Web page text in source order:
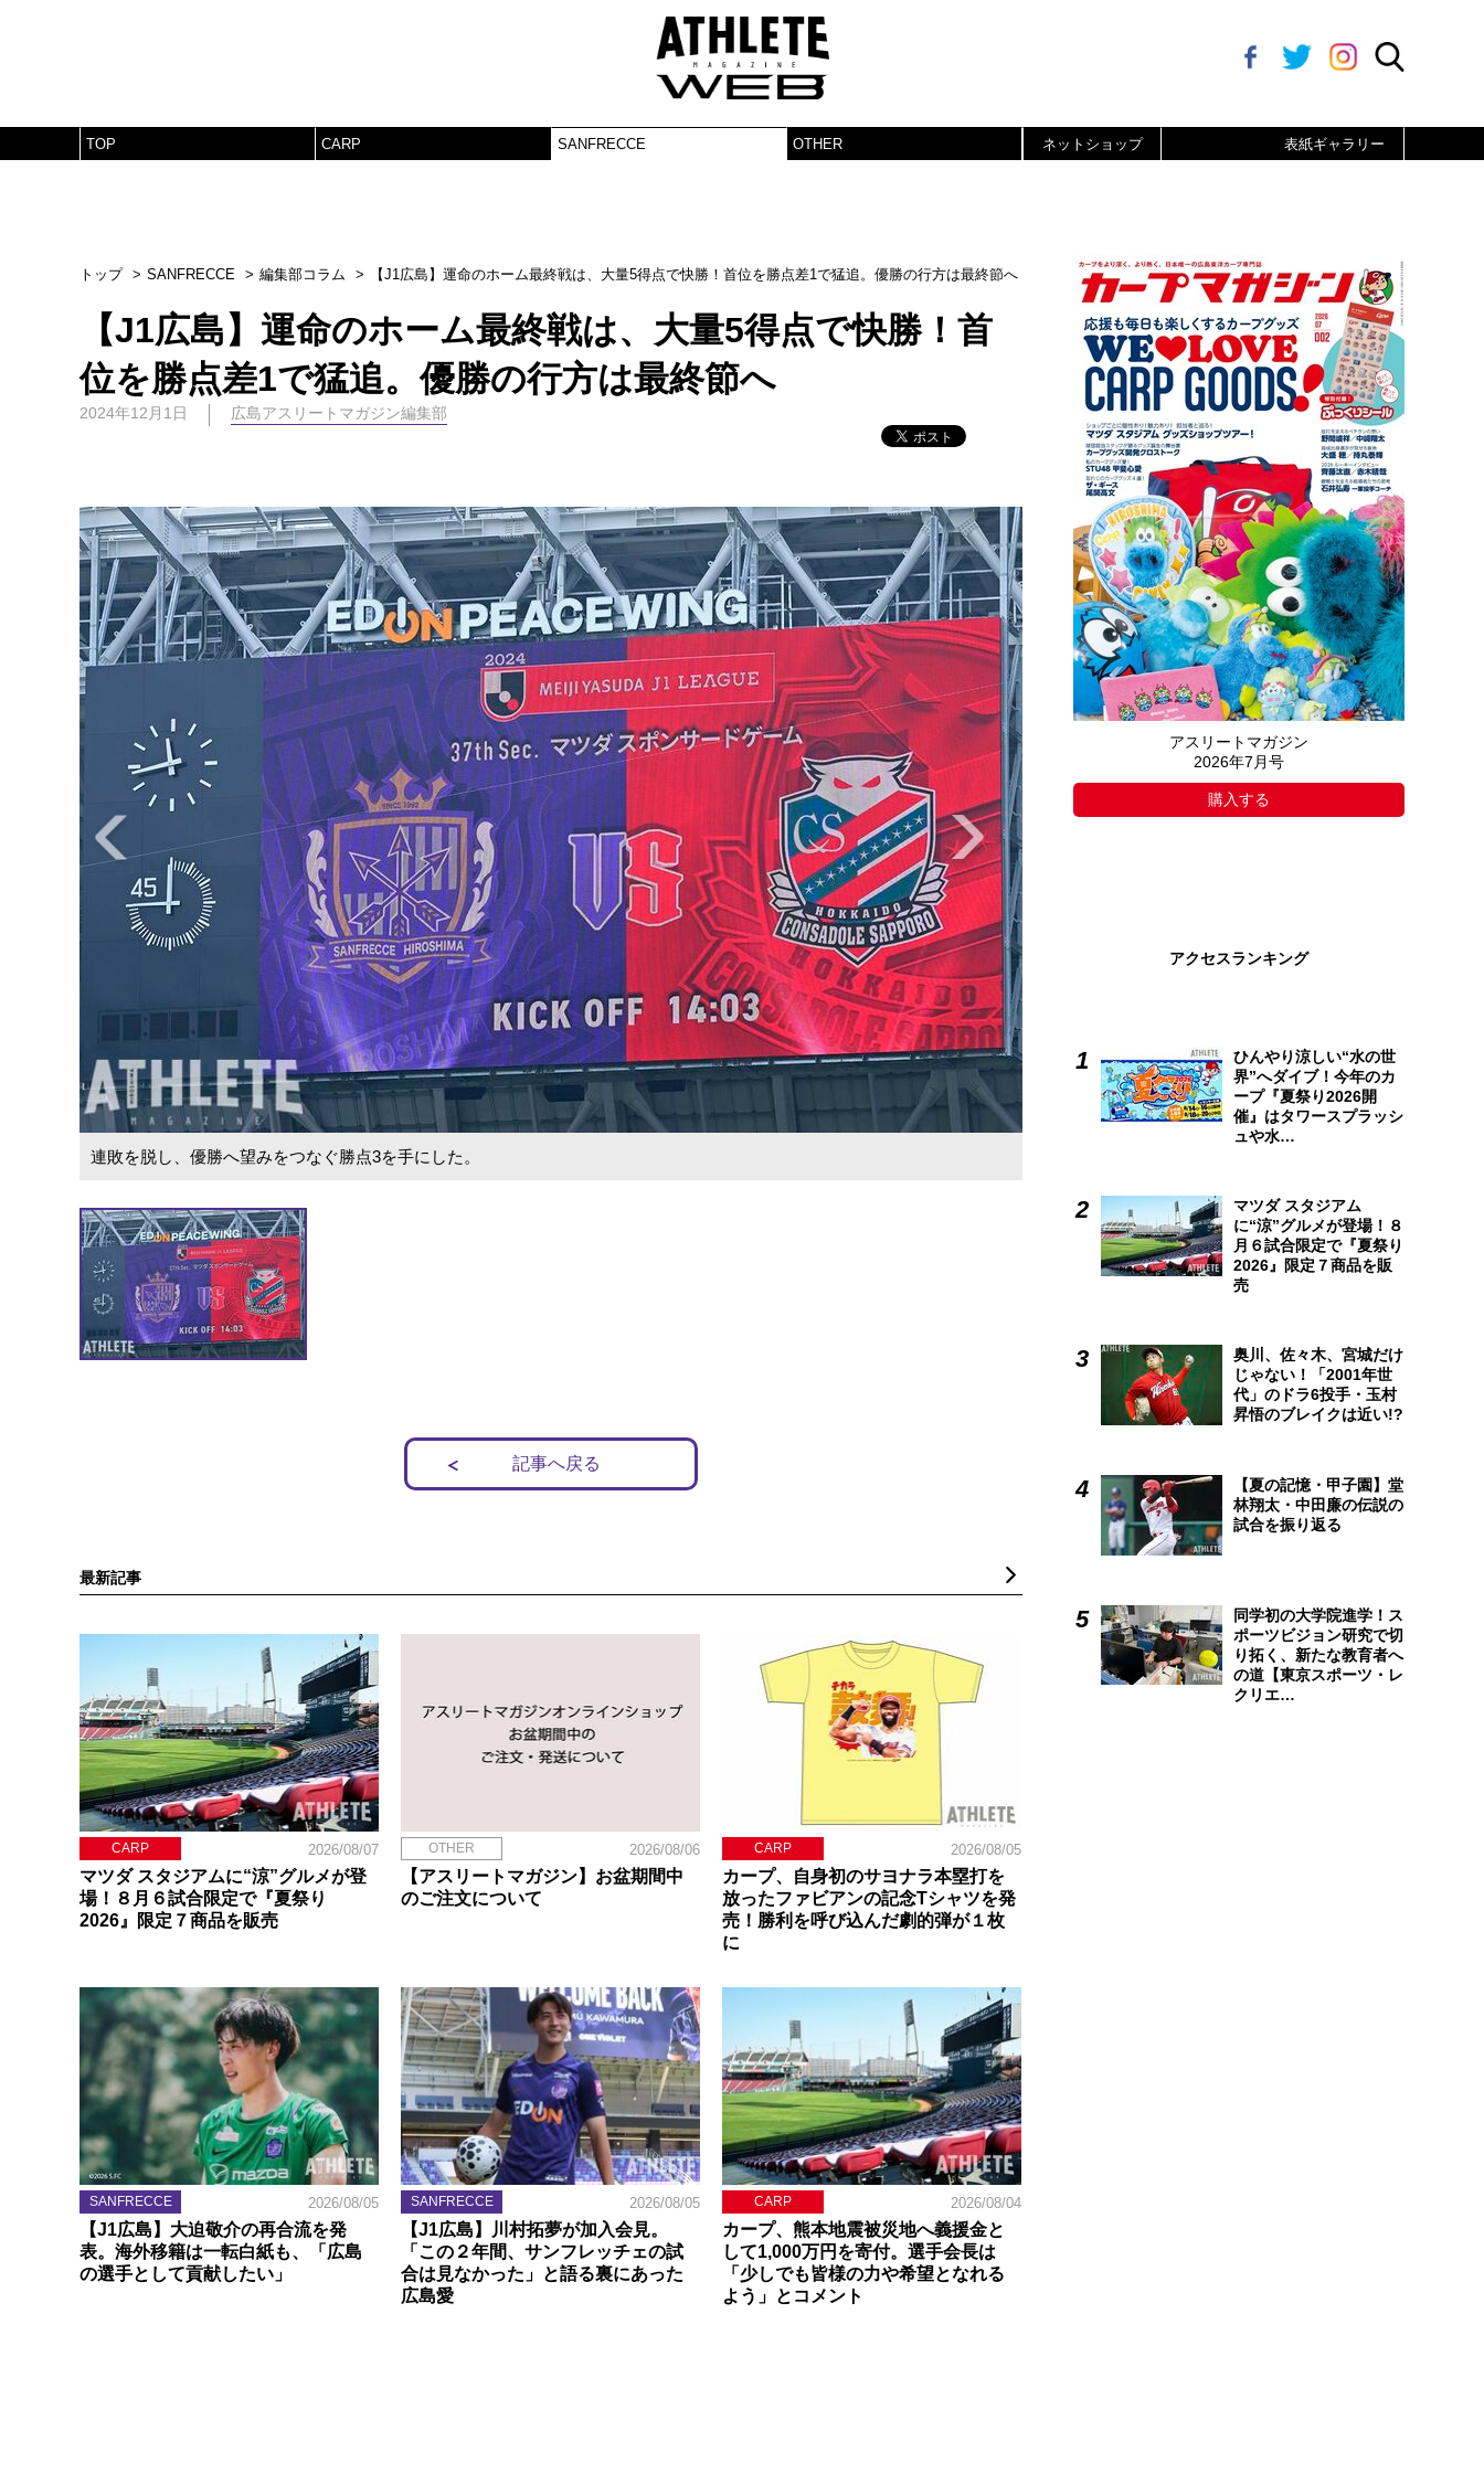
TOP CARP SANFRECCE OTHER ネットショップ 表紙ギャラリー
トップ SANFRECCE 編集部コラム 【J1広島】運命のホーム最終戦は、大量5得点で快勝！首位を勝点差1で猛追。優勝の行方は最終節へ
【J1広島】運命のホーム最終戦は、大量5得点で快勝！首
位を勝点差1で猛追。優勝の行方は最終節へ
2024年12月1日 広島アスリートマガジン編集部
連敗を脱し、優勝へ望みをつなぐ勝点3を手にした。
記事へ戻る
最新記事
CARP 2026/08/07
マツダ スタジアムに“涼”グルメが登
場！８月６試合限定で『夏祭り
2026』限定７商品を販売
OTHER 2026/08/06
【アスリートマガジン】お盆期間中
のご注文について
CARP 2026/08/05
カープ、自身初のサヨナラ本塁打を
放ったファビアンの記念Tシャツを発
売！勝利を呼び込んだ劇的弾が１枚
に
SANFRECCE 2026/08/05
【J1広島】大迫敬介の再合流を発
表。海外移籍は一転白紙も、「広島
の選手として貢献したい」
SANFRECCE 2026/08/05
【J1広島】川村拓夢が加入会見。
「この２年間、サンフレッチェの試
合は見なかった」と語る裏にあった
広島愛
CARP 2026/08/04
カープ、熊本地震被災地へ義援金と
して1,000万円を寄付。選手会長は
「少しでも皆様の力や希望となれる
よう」とコメント
アスリートマガジン
2026年7月号
購入する
アクセスランキング
ひんやり涼しい“水の世
界”へダイブ！今年のカ
ープ『夏祭り2026開
催』はタワースプラッシ
ュや水…
マツダ スタジアム
に“涼”グルメが登場！８
月６試合限定で『夏祭り
2026』限定７商品を販
売
奥川、佐々木、宮城だけ
じゃない！「2001年世
代」のドラ6投手・玉村
昇悟のブレイクは近い!?
【夏の記憶・甲子園】堂
林翔太・中田廉の伝説の
試合を振り返る
同学初の大学院進学！ス
ポーツビジョン研究で切
り拓く、新たな教育者へ
の道【東京スポーツ・レ
クリエ…